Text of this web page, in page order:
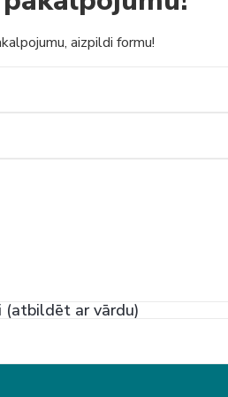
aizpildi formu!
(atbildēt ar vārdu)